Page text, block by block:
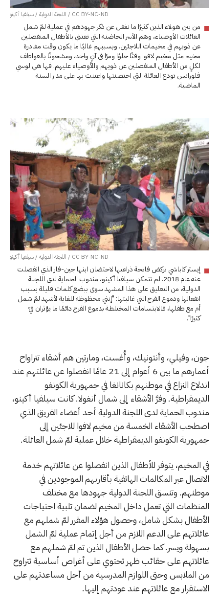
CC BY-NC-ND / اللجنة الدولية / سيلفيا أكينو
من بين هولاء الذين كثيرًا ما نغفل عن ذكر جهودهم في عملية لمّ شمل
العائلات الأوصياء، وهم الأسر الحاضنة التي تعتني بالأطفال المنفصلين
عن ذويهم في مخيمات اللاجئين. وبسببهم غالبًا ما يكون وقت مغادرة
مخيم مثل مخيم لافوا وقتًا حلوًا ومرًا في آنٍ واحد، ومشحونًا بالعواطف
لكلٍ من الأطفال المنفصلين عن ذويهم والأوصياء عليهم. فها هي لوسي
فلورانس تودع العائلة التي احتضنتها واعتنت بها على مدار السنة
الماضية.
CC BY-NC-ND / اللجنة الدولية / سيلفيا أكينو
إيستر كاباشي تركض فاتحة ذراعيها لاحتضان ابنها جين-فار الذي انفصلت
عنه عام 2018. لم تتمكن سيلفيا أكينو، مندوب الحماية لدى اللجنة
الدولية، من التعليق على هذا المشهد سوى ببضع كلمات قليلة بسبب
انفعالها ودموع الفرح التي غالبتها: "إنني محظوظة للغاية لأشهد لمّ شمل
أم مع طفلها، فالابتسامات المختلطة بدموع الفرح دائمًا ما يؤثران فيّ
كثيرًا".
جون، وفيلي، وأنتونيك، وأُغست، ومارتين هم أشقاء تتراواح
أعمارهم ما بين 6 أعوام إلى 21 عامًا انفصلوا عن عائلتهم عند
اندلاع النزاع في موطنهم بكانانغا في جمهورية الكونغو
الديمقراطية. وفرَّ الأشقاء إلى شمال أنغولا. كانت سيلفيا أكينو،
مندوب الحماية لدى اللجنة الدولية أحد أعضاء الفريق الذي
اصطحب الأشقاء الخمسة من مخيم لافوا للاجئين إلى
جمهورية الكونغو الديمقراطية خلال عملية لمّ شمل العائلة.
في المخيم، يتوفر للأطفال الذين انفصلوا عن عائلاتهم خدمة
الاتصال عبر المكالمات الهاتفية بأقاربهم الموجودين في
موطنهم. وتنسق اللجنة الدولية جهودها مع مختلف
المنظمات التي تعمل داخل المخيم لضمان تلبية احتياجات
الأطفال بشكل شامل، وحصول هؤلاء المقرر لمّ شملهم مع
عائلاتهم على الدعم اللازم من أجل إتمام عملية لمّ الشمل
بسهولة ويسر. كما حصل الأطفال الذين تم لمّ شملهم مع
عائلاتهم على حقائب ظهر تحتوي على أغراص أساسية تتراوح
من الملابس وحتى اللوازم المدرسية من أجل مساعدتهم على
الاستقرار مع عائلاتهم عند عودتهم إليها.